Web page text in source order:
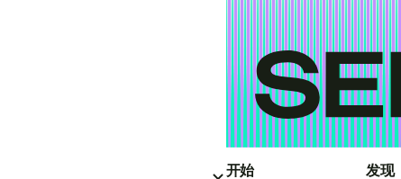
开始 发现